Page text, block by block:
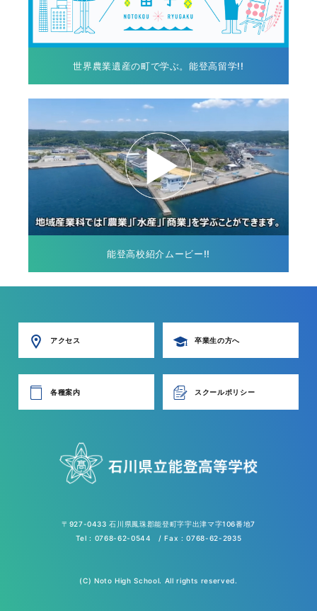
世界農業遺産の町で学ぶ。能登高留学!!
能登高校紹介ムービー!!
アクセス 卒業生の方へ
各種案内 スクールポリシー
〒927-0433 石川県鳳珠郡能登町字宇出津マ字106番地7
Tel : 0768-62-0544 / Fax : 0768-62-2935
(C) Noto High School. All rights reserved.